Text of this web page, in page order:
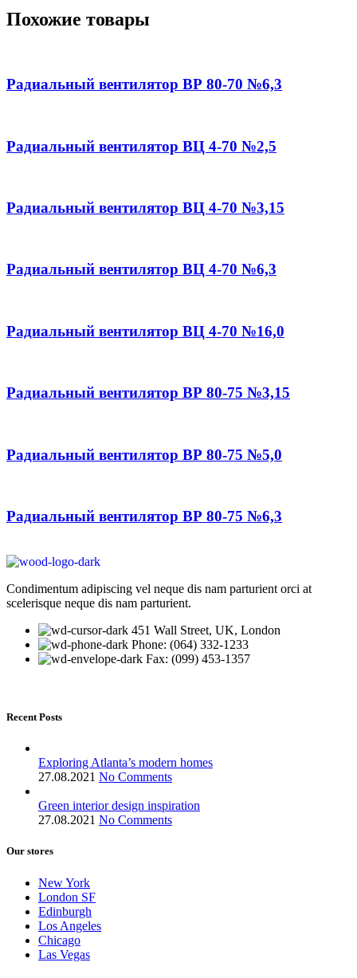
Похожие товары
Радиальный вентилятор ВР 80-70 №6,3
Радиальный вентилятор ВЦ 4-70 №2,5
Радиальный вентилятор ВЦ 4-70 №3,15
Радиальный вентилятор ВЦ 4-70 №6,3
Радиальный вентилятор ВЦ 4-70 №16,0
Радиальный вентилятор ВР 80-75 №3,15
Радиальный вентилятор ВР 80-75 №5,0
Радиальный вентилятор ВР 80-75 №6,3
Condimentum adipiscing vel neque dis nam parturient orci at
scelerisque neque dis nam parturient.
451 Wall Street, UK, London
Phone: (064) 332-1233
Fax: (099) 453-1357
Recent Posts
Exploring Atlanta’s modern homes
27.08.2021 No Comments
Green interior design inspiration
27.08.2021 No Comments
Our stores
New York
London SF
Edinburgh
Los Angeles
Chicago
Las Vegas